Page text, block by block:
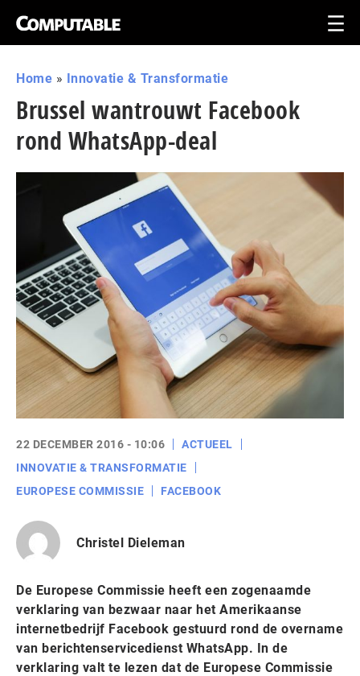
Home » Innovatie & Transformatie
Brussel wantrouwt Facebook
rond WhatsApp-deal
22 DECEMBER 2016 - 10:06
ACTUEEL
INNOVATIE & TRANSFORMATIE
EUROPESE COMMISSIE
FACEBOOK
Christel Dieleman
De Europese Commissie heeft een zogenaamde
verklaring van bezwaar naar het Amerikaanse
internetbedrijf Facebook gestuurd rond de overname
van berichtenservicedienst WhatsApp. In de
verklaring valt te lezen dat de Europese Commissie